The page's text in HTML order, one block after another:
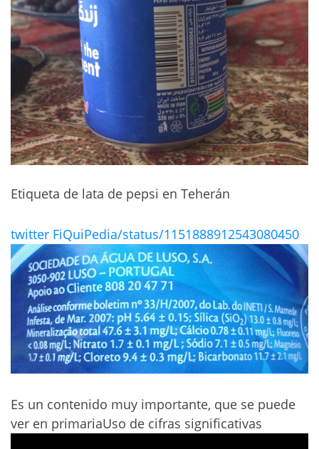
Etiqueta de lata de pepsi en Teherán
twitter FiQuiPedia/status/1151888912543080450
Es un contenido muy importante, que se puede
ver en primariaUso de cifras significativas